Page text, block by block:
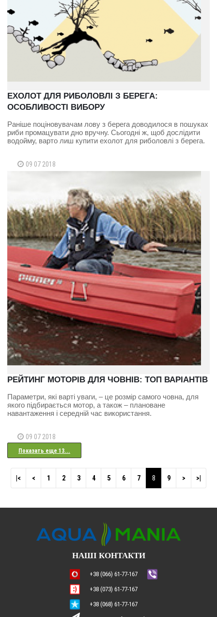
ЕХОЛОТ ДЛЯ РИБОЛОВЛІ З БЕРЕГА:
ОСОБЛИВОСТІ ВИБОРУ
Раніше поціновувачам лову з берега доводилося в пошуках
риби промацувати дно вручну. Сьогодні ж, щоб дослідити
водойму, варто лиш купити ехолот для риболовлі з берега.
09 07 2018
РЕЙТИНГ МОТОРІВ ДЛЯ ЧОВНІВ: ТОП ВАРІАНТІВ
Параметри, які варті уваги, – це розмір самого човна, для
якого підбирається мотор, а також – плановане
навантаження і середній час використання.
09 07 2018
Показать еще 13...
|< < 1 2 3 4 5 6 7 8 9 > >|
НАШІ КОНТАКТИ
+38 (066) 61-77-167
+38 (073) 61-77-167
+38 (068) 61-77-167